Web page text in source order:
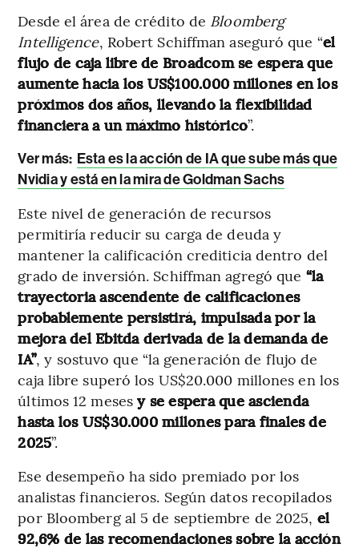
Desde el área de crédito de Bloomberg
Intelligence, Robert Schiffman aseguró que “el
flujo de caja libre de Broadcom se espera que
aumente hacia los US$100.000 millones en los
próximos dos años, llevando la flexibilidad
financiera a un máximo histórico”.
Ver más: Esta es la acción de IA que sube más que
Nvidia y está en la mira de Goldman Sachs
Este nivel de generación de recursos
permitiría reducir su carga de deuda y
mantener la calificación crediticia dentro del
grado de inversión. Schiffman agregó que “la
trayectoria ascendente de calificaciones
probablemente persistirá, impulsada por la
mejora del Ebitda derivada de la demanda de
IA”, y sostuvo que “la generación de flujo de
caja libre superó los US$20.000 millones en los
últimos 12 meses y se espera que ascienda
hasta los US$30.000 millones para finales de
2025”.
Ese desempeño ha sido premiado por los
analistas financieros. Según datos recopilados
por Bloomberg al 5 de septiembre de 2025, el
92,6% de las recomendaciones sobre la acción